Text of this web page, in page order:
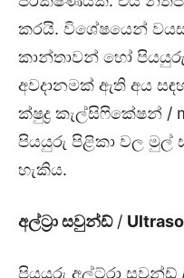
කරයි. විශේෂයෙන්
කාන්තාවන් හෝ
අවදානමක් ඇති අය
ක්ෂුද්‍ර කැල්සිෆිකේෂන් /
පියයුරු පිළිකා වල මුල්
හැකිය.
අල්ට්‍රා සවුන්ඩ්/
පියයුරු අල්ට්රා සවුන්ඩ්